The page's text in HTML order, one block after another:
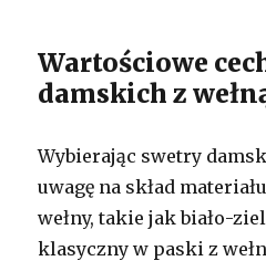
Wartościowe
damskich z
Wybierając swetry
uwagę na skład
wełny, takie jak biało-
klasyczny w paski z